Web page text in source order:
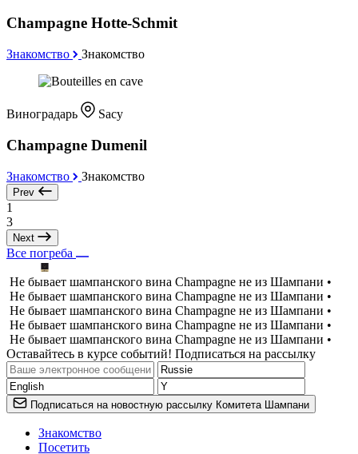
Champagne Hotte-Schmit
Знакомство Знакомство
Виноградарь Sacy
Champagne Dumenil
Знакомство Знакомство
Prev
1
3
Next
Все погреба
Не бывает шампанского вина Champagne не из Шампани •
Не бывает шампанского вина Champagne не из Шампани •
Не бывает шампанского вина Champagne не из Шампани •
Не бывает шампанского вина Champagne не из Шампани •
Не бывает шампанского вина Champagne не из Шампани •
Оставайтесь в курсе событий! Подписаться на рассылку
Подписаться на новостную рассылку Комитета Шампани
Знакомство
Посетить